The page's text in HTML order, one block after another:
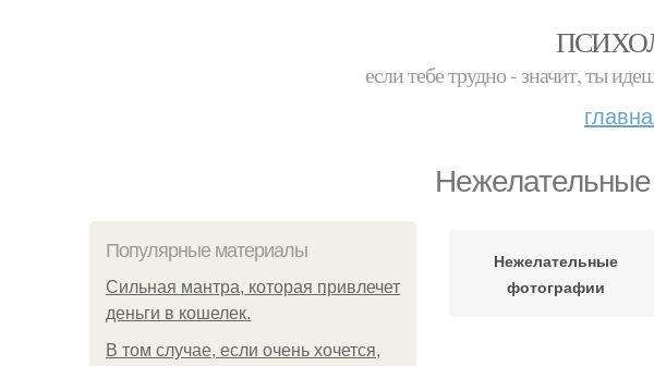
если тебе трудно - значит, ты
Популярные материалы
Сильная мантра, которая привлечет
деньги в кошелек.
В том случае, если очень хочется,
Нежелательные
фотографии